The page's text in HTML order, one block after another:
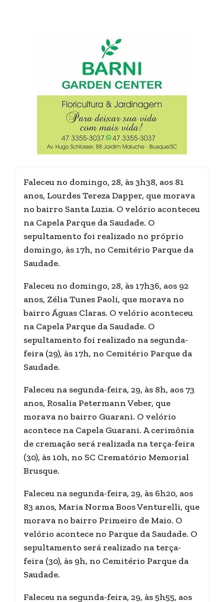
Faleceu no domingo, 28, às 3h38, aos 81
anos, Lourdes Tereza Dapper, que morava
no bairro Santa Luzia. O velório aconteceu
na Capela Parque da Saudade. O
sepultamento foi realizado no próprio
domingo, às 17h, no Cemitério Parque da
Saudade.
Faleceu no domingo, 28, às 17h36, aos 92
anos, Zélia Tunes Paoli, que morava no
bairro Águas Claras. O velório aconteceu
na Capela Parque da Saudade. O
sepultamento foi realizado na segunda-
feira (29), às 17h, no Cemitério Parque da
Saudade.
Faleceu na segunda-feira, 29, às 8h, aos 73
anos, Rosalia Petermann Veber, que
morava no bairro Guarani. O velório
acontece na Capela Guarani. A cerimônia
de cremação será realizada na terça-feira
(30), às 10h, no SC Crematório Memorial
Brusque.
Faleceu na segunda-feira, 29, às 6h20, aos
83 anos, Maria Norma Boos Venturelli, que
morava no bairro Primeiro de Maio. O
velório acontece no Parque da Saudade. O
sepultamento será realizado na terça-
feira (30), às 9h, no Cemitério Parque da
Saudade.
Faleceu na segunda-feira, 29, às 5h55, aos